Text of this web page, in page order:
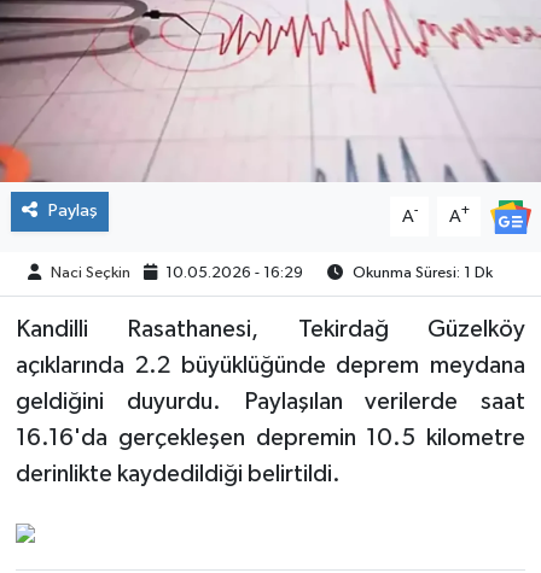
Paylaş A- A+
Naci Seçkin 10.05.2026 - 16:29 Okunma Süresi: 1 Dk
Kandilli Rasathanesi, Tekirdağ Güzelköy
açıklarında 2.2 büyüklüğünde deprem meydana
geldiğini duyurdu. Paylaşılan verilerde saat
16.16'da gerçekleşen depremin 10.5 kilometre
derinlikte kaydedildiği belirtildi.